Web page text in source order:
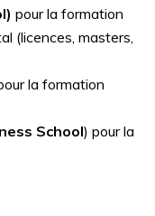
pour la formation
(licences, masters,
la formation
School) pour la